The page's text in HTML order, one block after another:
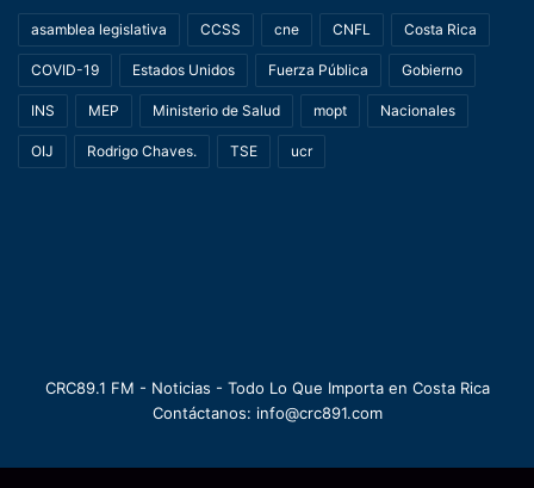
asamblea legislativa CCSS cne CNFL Costa Rica
COVID-19 Estados Unidos Fuerza Pública Gobierno
INS MEP Ministerio de Salud mopt Nacionales
OIJ Rodrigo Chaves. TSE ucr
CRC89.1 FM - Noticias - Todo Lo Que Importa en Costa Rica
Contáctanos: info@crc891.com